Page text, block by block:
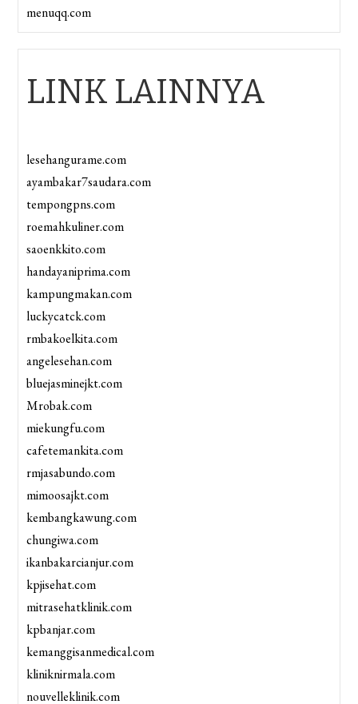
menuqq.com
LINK LAINNYA
lesehangurame.com
ayambakar7saudara.com
tempongpns.com
roemahkuliner.com
saoenkkito.com
handayaniprima.com
kampungmakan.com
luckycatck.com
rmbakoelkita.com
angelesehan.com
bluejasminejkt.com
Mrobak.com
miekungfu.com
cafetemankita.com
rmjasabundo.com
mimoosajkt.com
kembangkawung.com
chungiwa.com
ikanbakarcianjur.com
kpjisehat.com
mitrasehatklinik.com
kpbanjar.com
kemanggisanmedical.com
kliniknirmala.com
nouvelleklinik.com